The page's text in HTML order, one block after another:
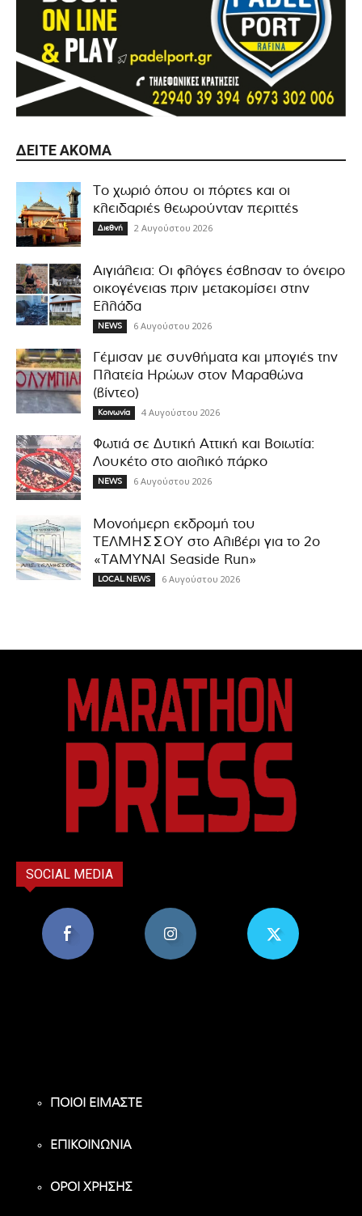
ΔΕΊΤΕ ΑΚΌΜΑ
Το χωριό όπου οι πόρτες και οι
κλειδαριές θεωρούνταν περιττές
Διεθνή 2 Αυγούστου 2026
Αιγιάλεια: Οι φλόγες έσβησαν το όνειρο
οικογένειας πριν μετακομίσει στην
Ελλάδα
NEWS 6 Αυγούστου 2026
Γέμισαν με συνθήματα και μπογιές την
Πλατεία Ηρώων στον Μαραθώνα
(βίντεο)
Κοινωνία 4 Αυγούστου 2026
Φωτιά σε Δυτική Αττική και Βοιωτία:
Λουκέτο στο αιολικό πάρκο
NEWS 6 Αυγούστου 2026
Μονοήμερη εκδρομή του
ΤΕΛΜΗΣΣΟΥ στο Αλιβέρι για το 2ο
«ΤΑΜΥΝΑΙ Seaside Run»
LOCAL NEWS 6 Αυγούστου 2026
SOCIAL MEDIA
ΠΟΙΟΙ ΕΙΜΑΣΤΕ
ΕΠΙΚΟΙΝΩΝΙΑ
ΟΡΟΙ ΧΡΗΣΗΣ